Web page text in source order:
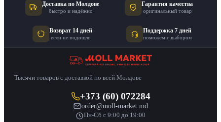
Доставка по Молдове
быстро и надёжно
Гарантия качества
оригинальный товар
Возврат 14 дней
если не подошло
Поддержка 7 дней
поможем с выбором
Тысячи товаров с доставкой по всей Молдове
+373 (60) 072284
order@moll-market.md
Пн-Сб с 9:00 до 19:00